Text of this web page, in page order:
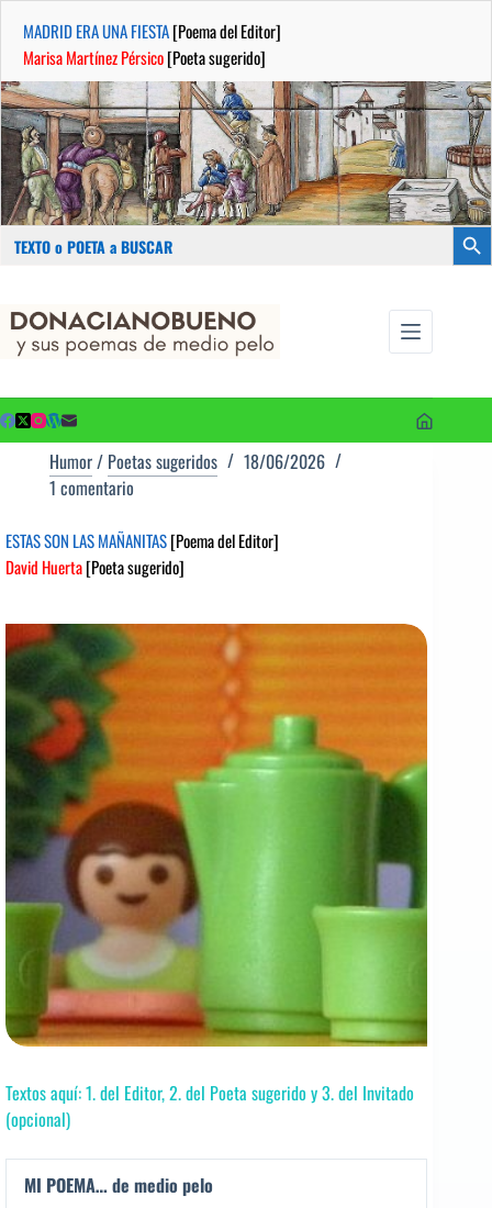
MADRID ERA UNA FIESTA[Poema del Editor]
Marisa Martínez Pérsico[Poeta sugerido]
Buscar:
contenido
Humor/ Poetas sugeridos
18/06/2026
1 comentario
ESTAS SON LAS MAÑANITAS[Poema del Editor]
David Huerta[Poeta sugerido]
Textos aquí: 1. del Editor, 2. del Poeta sugerido y 3. del Invitado
(opcional)
MI POEMA… de medio pelo